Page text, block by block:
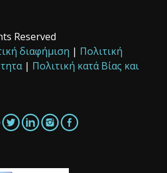
Reserved
διαφήμιση | Πολιτική
| Πολιτική κατά Βίας και